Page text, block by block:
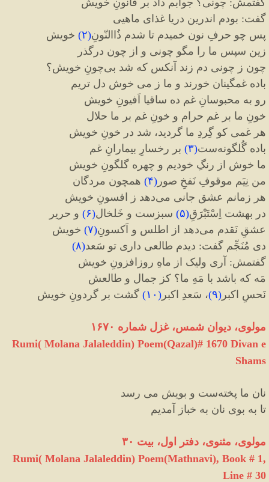
گفتمش: چونی؟ جوابم داد بر قانونِ خویش
گفت: بودم اندرین دریا غذای ماهیی
پس چو حرفِ نون خمیدم تا شدم ذُاالنّونِ(۲) خویش
زین سپس ما را مگو چونی و از چون درگذر
چون ز چونی دم زند آنکس که شد بیچونِ خویش؟
باده غمگینان خورند و ما ز می خوش دل تریم
رو به محبوسانِ غم ده ساقیا اَفیونِ خویش
خونِ ما بر غم حرام و خونِ غم بر ما حلال
هر غمی کو گِردِ ما گردید، شد در خونِ خویش
باده گُلگونهست(۳) بر رخسارِ بیمارانِ غم
ما خوش از رنگِ خودیم و چهره گلگونِ خویش
من نِیَم موقوفِ نَفخِ صور (۴) همچون مردگان
هر زمانم عشق جانی میدهد ز افسونِ خویش
در بهشت اِسْتَبْرَقِ(۵) سبزست و خَلخال(۶) و حریر
عشقِ نَقدم میدهد از اطلس و اَکسونِ(۷) خویش
دی مُنَجِّم گفت: دیدم طالعی داری تو سَعد(۸)
گفتمش: آری ولیک از ماهِ روزافزونِ خویش
مَه که باشد با مَهِ ما؟ کز جمال و طالعش
نَحسِ اکبر (۹)، سَعدِ اکبر ( ۱۰) گشت بر گردونِ خویش
مولوی، دیوان شمس، غزل شماره ۱۶۷۰
Rumi( Molana Jalaleddin) Poem(Qazal)# 1670 Divan e
Shams
نان ما پختهست و بویش می رسد
تا به بوی نان به خباز آمدیم
مولوی، مثنوی، دفتر اول، بیت ۳۰
Rumi( Molana Jalaleddin) Poem(Mathnavi), Book # 1,
Line # 30